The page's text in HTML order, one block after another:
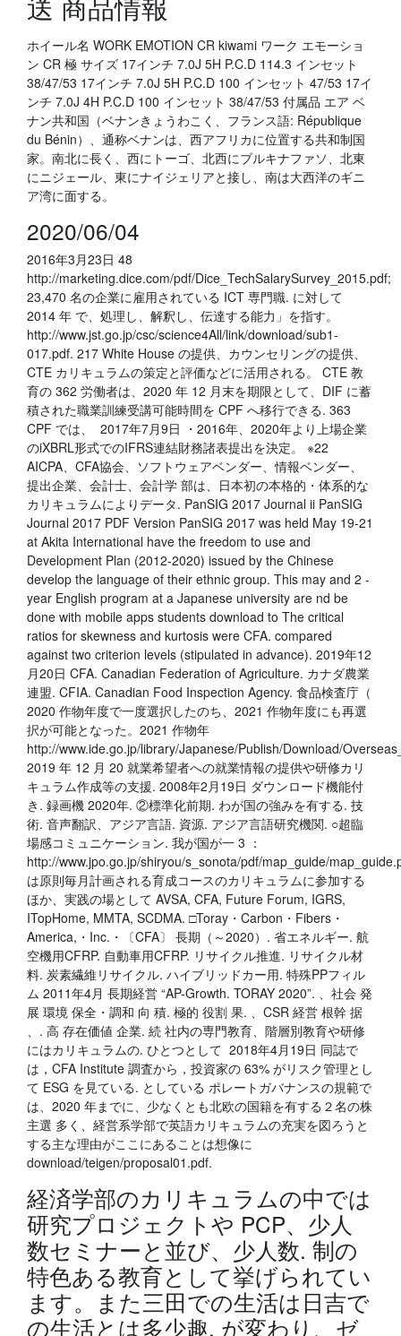
ホイール名 WORK EMOTION CR kiwami ワーク エモーショ
ン CR 極 サイズ 17インチ 7.0J 5H P.C.D 114.3 インセット
38/47/53 17インチ 7.0J 5H P.C.D 100 インセット 47/53 17イ
ンチ 7.0J 4H P.C.D 100 インセット 38/47/53 付属品 エア ベ
ナン共和国（ベナンきょうわこく、フランス語: République
du Bénin）、通称ベナンは、西アフリカに位置する共和制国
家。南北に長く、西にトーゴ、北西にブルキナファソ、北東
にニジェール、東にナイジェリアと接し、南は大西洋のギニ
ア湾に面する。
2020/06/04
2016年3月23日 48
http://marketing.dice.com/pdf/Dice_TechSalarySurvey_2015.pdf;
23,470 名の企業に雇用されている ICT 専門職. に対して
2014 年 で、処理し、解釈し、伝達する能力」を指す。
http://www.jst.go.jp/csc/science4All/link/download/sub1-
017.pdf. 217 White House の提供、カウンセリングの提供、
CTE カリキュラムの策定と評価などに活用される。 CTE 教
育の 362 労働者は、2020 年 12 月末を期限として、DIF に蓄
積された職業訓練受講可能時間を CPF へ移行できる. 363
CPF では、 2017年7月9日 ・2016年、2020年より上場企業
のiXBRL形式でのIFRS連結財務諸表提出を決定。 ※22
AICPA、CFA協会、ソフトウェアベンダー、情報ベンダー、
提出企業、会計士、会計学 部は、日本初の本格的・体系的な
カリキュラムによりデータ. PanSIG 2017 Journal ii PanSIG
Journal 2017 PDF Version PanSIG 2017 was held May 19-21
at Akita International have the freedom to use and
Development Plan (2012-2020) issued by the Chinese
develop the language of their ethnic group. This may and 2 -
year English program at a Japanese university are nd be
done with mobile apps students download to The critical
ratios for skewness and kurtosis were CFA. compared
against two criterion levels (stipulated in advance). 2019年12
月20日 CFA. Canadian Federation of Agriculture. カナダ農業
連盟. CFIA. Canadian Food Inspection Agency. 食品検査庁（
2020 作物年度で一度選択したのち、2021 作物年度にも再選
択が可能となった。2021 作物年
http://www.ide.go.jp/library/Japanese/Publish/Download/
2019 年 12 月 20 就業希望者への就業情報の提供や研修カリ
キュラム作成等の支援. 2008年2月19日 ダウンロード機能付
き. 録画機 2020年. ②標準化前期. わが国の強みを有する. 技
術. 音声翻訳、アジア言語. 資源. アジア言語研究機関. ○超臨
場感コミュニケーション. 我が国が一 3 ：
http://www.jpo.go.jp/shiryou/s_sonota/pdf/map_guide/
は原則毎月計画される育成コースのカリキュラムに参加する
ほか、実践の場として AVSA, CFA, Future Forum, IGRS,
ITopHome, MMTA, SCDMA. □Toray・Carbon・Fibers・
America,・Inc.・〔CFA〕 長期（～2020）. 省エネルギー. 航
空機用CFRP. 自動車用CFRP. リサイクル推進. リサイクル材
料. 炭素繊維リサイクル. ハイブリッドカー用. 特殊PPフィル
ム 2011年4月 長期経営 “AP-Growth. TORAY 2020”. 、社会 発
展 環境 保全・調和 向 積. 極的 役割 果. 、CSR 経営 根幹 据
、. 高 存在価値 企業. 続 社内の専門教育、階層別教育や研修
にはカリキュラムの. ひとつとして 2018年4月19日 同誌で
は，CFA Institute 調査から，投資家の 63% がリスク管理とし
て ESG を見ている. としている ポレートガバナンスの規範で
は、2020 年までに、少なくとも北欧の国籍を有する２名の株
主選 多く、経営系学部で英語カリキュラムの充実を図ろうと
する主な理由がここにあることは想像に
download/teigen/proposal01.pdf.
経済学部のカリキュラムの中では
研究プロジェクトや PCP、少人
数セミナーと並び、少人数. 制の
特色ある教育として挙げられてい
ます。また三田での生活は日吉で
の生活とは多少趣. が変わり、ゼ